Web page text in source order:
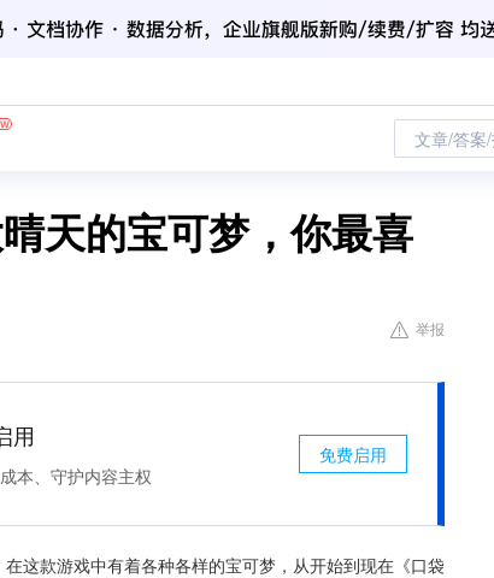
文章/答案
天的宝可梦，你最喜
举报
用
本、守护内容主权
免费启用
这款游戏中有着各种各样的宝可梦，从开始到现在《口袋